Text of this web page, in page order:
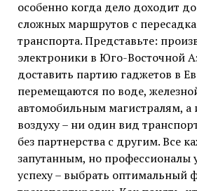
особенно когда дело доходит
сложных маршрутов с
транспорта. Представьте:
электроники в Юго-Восточной
доставить партию гаджетов в
перемещаются по воде,
автомобильным магистралям, а
воздуху – ни один вид
без партнерства с другим. Все
запутанным, но профессионалы
успеху – выбрать оптимальный